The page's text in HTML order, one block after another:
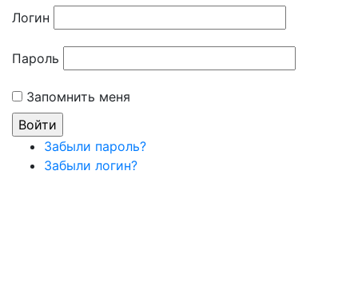
Логин
Пароль
Запомнить меня
Забыли пароль?
Забыли логин?